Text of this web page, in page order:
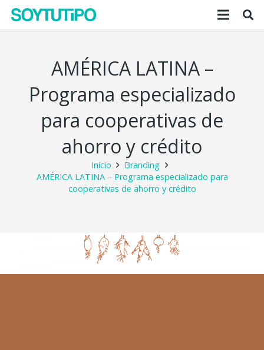
AMÉRICA LATINA –
Programa especializado
para cooperativas de
ahorro y crédito
Inicio
Branding
AMÉRICA LATINA – Programa especializado para
cooperativas de ahorro y crédito